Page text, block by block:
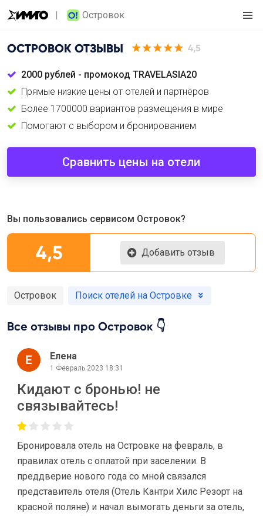
Островок
ОСТРОВОК ОТЗЫВЫ 4,5
2000 рублей - промокод TRAVELASIA20
Прямые низкие цены от отелей и партнёров
Более 1700000 вариантов размещения в мире
Помогают с выбором и бронированием
Сравнить цены на отели
Вы пользовались сервисом Островок?
4,5 Добавить отзыв
Островок Поиск отелей на Островке
Все отзывы про Островок 👇
Елена
1 Февраль 2023 18:31
Кидают с бронью! не
связывайтесь!
Бронировала отель на Островке на февраль, в
правилах отель с оплатой при заселении. В
преддверие нового года со мной связался
представитель отеля (Отель Кантри Хилс Резорт на
красной поляне) и начал вымогать деньги за отель,